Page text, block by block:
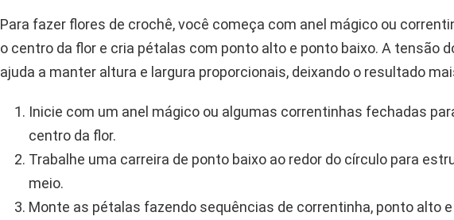
Para fazer flores de crochê, você começa com anel mágico ou
o centro da flor e cria pétalas com ponto alto e ponto baixo. A tensão
ajuda a manter altura e largura proporcionais, deixando o resultado
Inicie com um anel mágico ou algumas correntinhas fechadas
centro da flor.
Trabalhe uma carreira de ponto baixo ao redor do círculo para
meio.
Monte as pétalas fazendo sequências de correntinha, ponto alto